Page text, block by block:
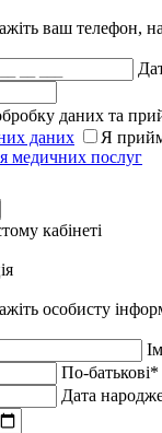
ваш телефон,
даних та
даних
Я
медичних послуг
кабінеті
особисту
По-батькові*
Дата